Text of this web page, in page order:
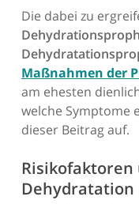
Die dabei zu
Maßnahmen der
am ehesten
welche Symptome
dieser Beitrag auf.
Dehydratation